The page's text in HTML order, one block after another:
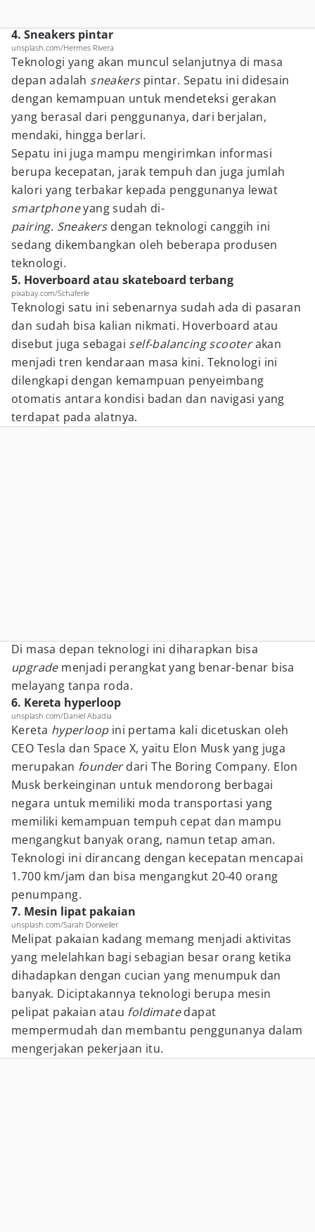
4. Sneakers pintar
unsplash.com/Hermes Rivera
Teknologi yang akan muncul selanjutnya di masa
depan adalah sneakerspintar. Sepatu ini didesain
dengan kemampuan untuk mendeteksi gerakan
yang berasal dari penggunanya, dari berjalan,
mendaki, hingga berlari.
Sepatu ini juga mampu mengirimkan informasi
berupa kecepatan, jarak tempuh dan juga jumlah
kalori yang terbakar kepada penggunanya lewat
smartphoneyang sudah di-
pairing. Sneakers dengan teknologi canggih ini
sedang dikembangkan oleh beberapa produsen
teknologi.
5. Hoverboard atau skateboard terbang
pixabay.com/Schaferle
Teknologi satu ini sebenarnya sudah ada di pasaran
dan sudah bisa kalian nikmati. Hoverboard atau
disebut juga sebagai self-balancing scooterakan
menjadi tren kendaraan masa kini. Teknologi ini
dilengkapi dengan kemampuan penyeimbang
otomatis antara kondisi badan dan navigasi yang
terdapat pada alatnya.
Di masa depan teknologi ini diharapkan bisa
upgrademenjadi perangkat yang benar-benar bisa
melayang tanpa roda.
6. Kereta hyperloop
unsplash.com/Daniel Abadia
Kereta hyperloopini pertama kali dicetuskan oleh
CEO Tesla dan Space X, yaitu Elon Musk yang juga
merupakan founderdari The Boring Company. Elon
Musk berkeinginan untuk mendorong berbagai
negara untuk memiliki moda transportasi yang
memiliki kemampuan tempuh cepat dan mampu
mengangkut banyak orang, namun tetap aman.
Teknologi ini dirancang dengan kecepatan mencapai
1.700 km/jam dan bisa mengangkut 20-40 orang
penumpang.
7. Mesin lipat pakaian
unsplash.com/Sarah Dorweiler
Melipat pakaian kadang memang menjadi aktivitas
yang melelahkan bagi sebagian besar orang ketika
dihadapkan dengan cucian yang menumpuk dan
banyak. Diciptakannya teknologi berupa mesin
pelipat pakaian atau foldimatedapat
mempermudah dan membantu penggunanya dalam
mengerjakan pekerjaan itu.